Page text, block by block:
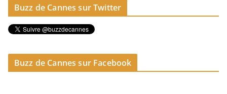
Buzz de Cannes sur Twitter
Buzz de Cannes sur Facebook